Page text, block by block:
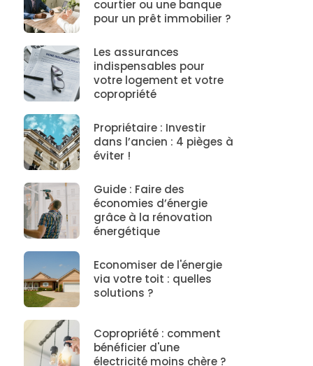
courtier ou une banque
pour un prêt immobilier ?
Les assurances
indispensables pour
votre logement et votre
copropriété
Propriétaire : Investir
dans l’ancien : 4 pièges à
éviter !
Guide : Faire des
économies d’énergie
grâce à la rénovation
énergétique
Economiser de l'énergie
via votre toit : quelles
solutions ?
Copropriété : comment
bénéficier d'une
électricité moins chère ?